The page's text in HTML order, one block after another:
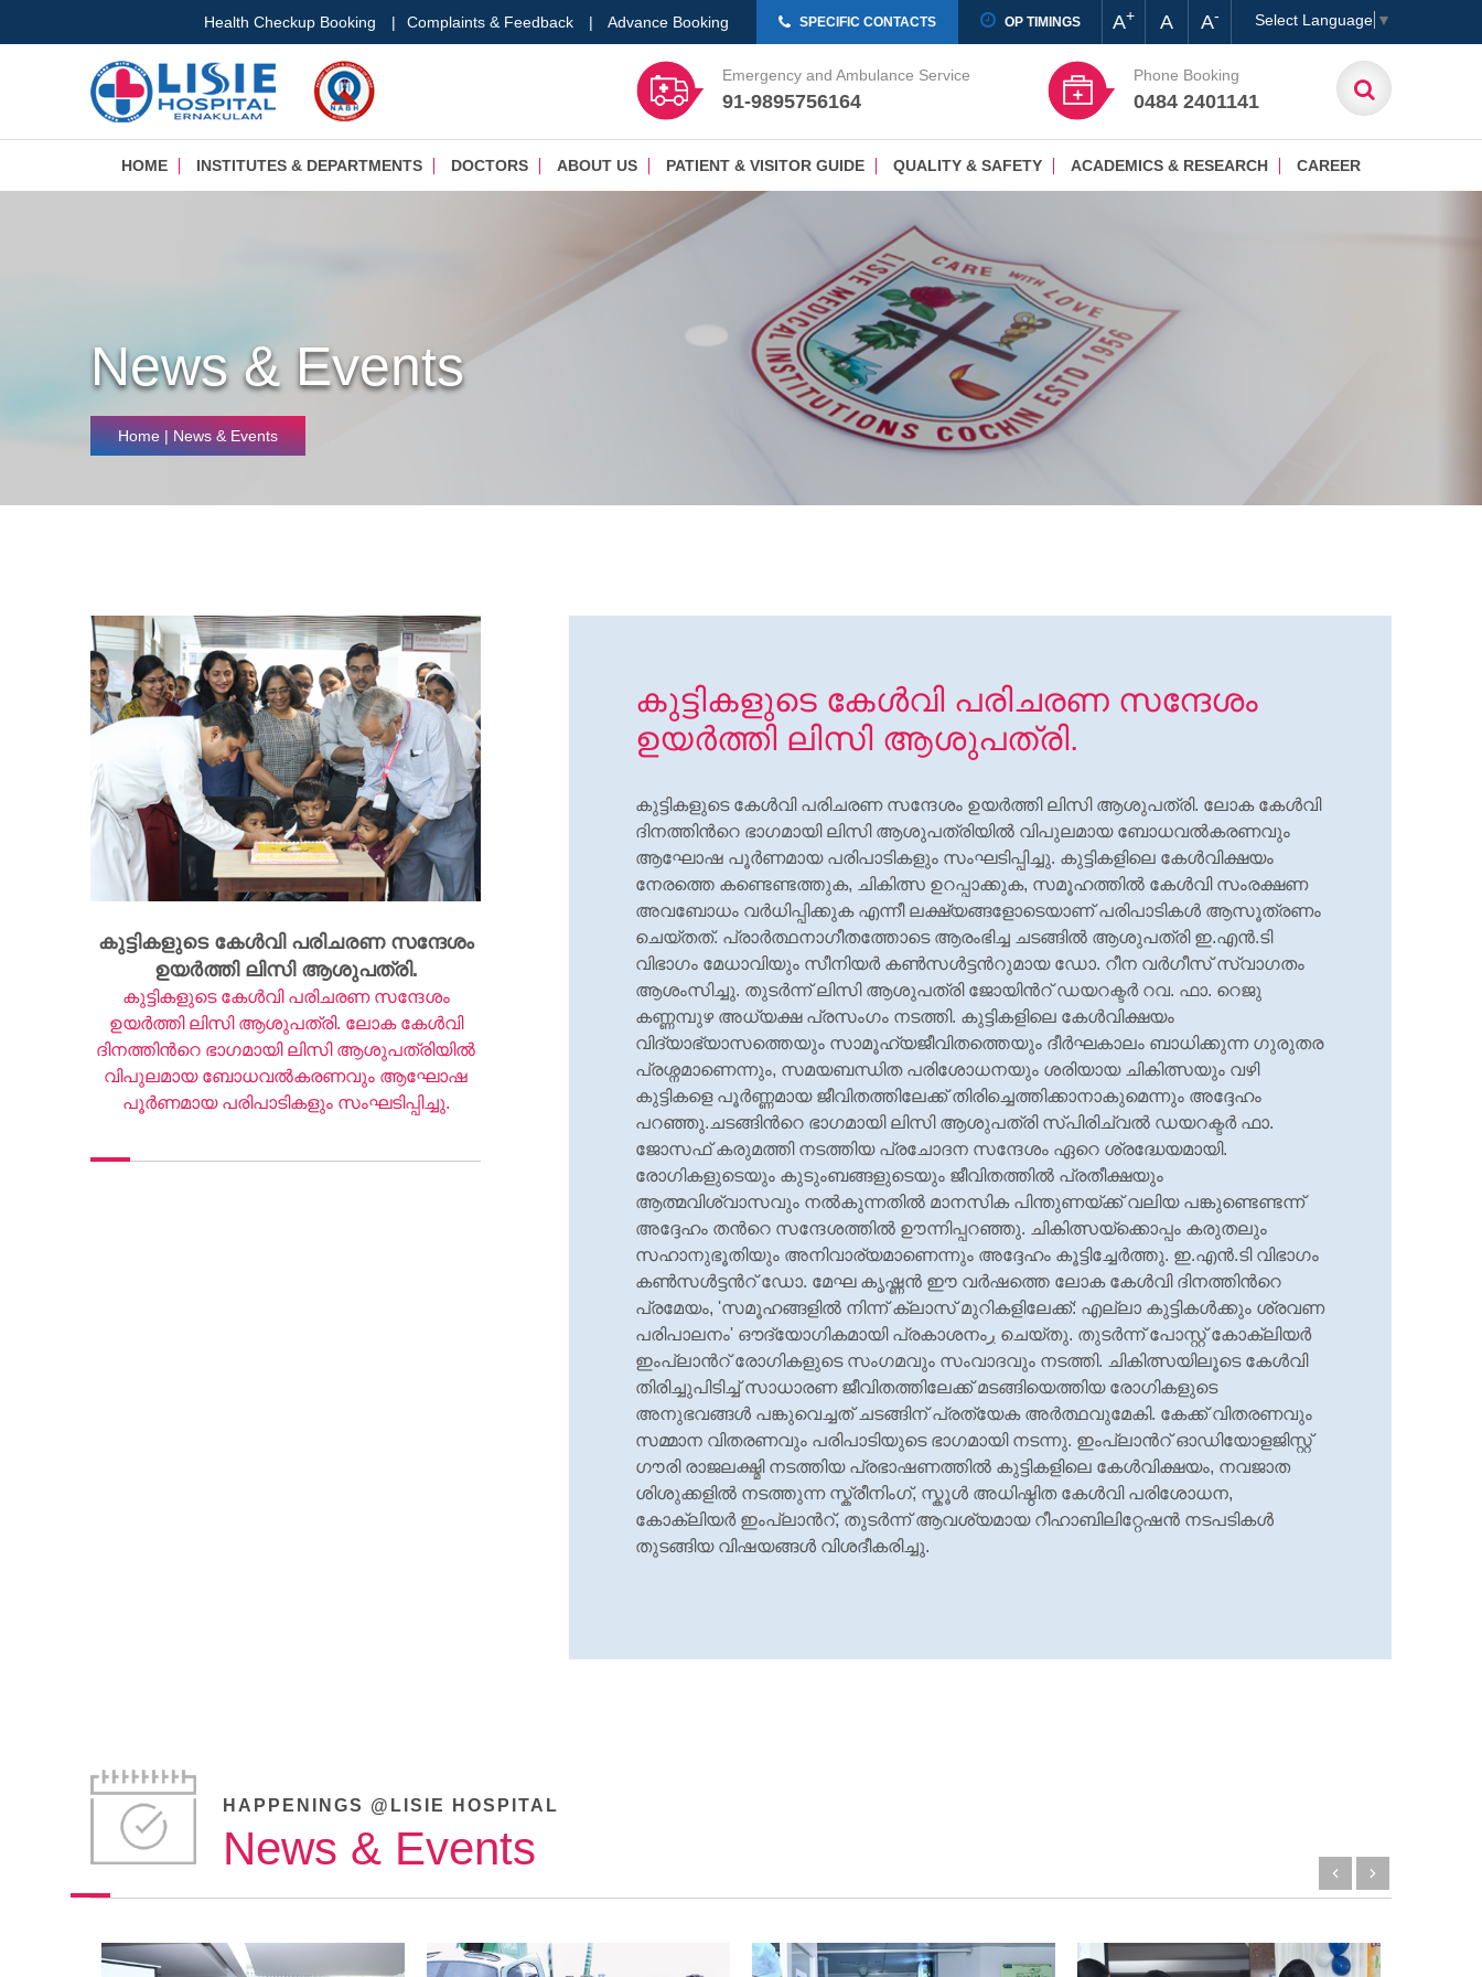
Health Checkup Booking | Complaints & Feedback | Advance Booking SPECIFIC CONTACTS OP TIMINGS A+ A A- Select Language ▼
Emergency and Ambulance Service
91-9895756164
Phone Booking
0484 2401141
HOME INSTITUTES & DEPARTMENTS DOCTORS ABOUT US PATIENT & VISITOR GUIDE QUALITY & SAFETY ACADEMICS & RESEARCH CAREER
News & Events
Home| News & Events
കുട്ടികളുടെ കേള്‍വി പരിചരണ സന്ദേശം
ഉയര്‍ത്തി ലിസി ആശുപത്രി.
കുട്ടികളുടെ കേള്‍വി പരിചരണ സന്ദേശം
ഉയര്‍ത്തി ലിസി ആശുപത്രി. ലോക കേള്‍വി
ദിനത്തിന്‍റെ ഭാഗമായി ലിസി ആശുപത്രിയില്‍
വിപുലമായ ബോധവല്‍കരണവും ആഘോഷ
പൂര്‍ണമായ പരിപാടികളും സംഘടിപ്പിച്ചു.
കുട്ടികളുടെ കേള്‍വി പരിചരണ സന്ദേശം
ഉയര്‍ത്തി ലിസി ആശുപത്രി.
കുട്ടികളുടെ കേള്‍വി പരിചരണ സന്ദേശം ഉയര്‍ത്തി ലിസി ആശുപത്രി. ലോക കേള്‍വി
ദിനത്തിന്‍റെ ഭാഗമായി ലിസി ആശുപത്രിയില്‍ വിപുലമായ ബോധവല്‍കരണവും
ആഘോഷ പൂര്‍ണമായ പരിപാടികളും സംഘടിപ്പിച്ചു. കുട്ടികളിലെ കേള്‍വിക്ഷയം
നേരത്തെ കണ്ടെണ്ടത്തുക, ചികിത്സ ഉറപ്പാക്കുക, സമൂഹത്തില്‍ കേള്‍വി സംരക്ഷണ
അവബോധം വര്‍ധിപ്പിക്കുക എന്നീ ലക്ഷ്യങ്ങളോടെയാണ് പരിപാടികള്‍ ആസൂത്രണം
ചെയ്തത്. പ്രാര്‍ത്ഥനാഗീതത്തോടെ ആരംഭിച്ച ചടങ്ങില്‍ ആശുപത്രി ഇ.എന്‍.ടി
വിഭാഗം മേധാവിയും സീനിയര്‍ കണ്‍സള്‍ട്ടന്‍റുമായ ഡോ. റീന വര്‍ഗീസ് സ്വാഗതം
ആശംസിച്ചു. തുടര്‍ന്ന് ലിസി ആശുപത്രി ജോയിന്‍റ് ഡയറക്ടര്‍ റവ. ഫാ. റെജു
കണ്ണമ്പുഴ അധ്യക്ഷ പ്രസംഗം നടത്തി. കുട്ടികളിലെ കേള്‍വിക്ഷയം
വിദ്യാഭ്യാസത്തെയും സാമൂഹ്യജീവിതത്തെയും ദീര്‍ഘകാലം ബാധിക്കുന്ന ഗുരുതര
പ്രശ്നമാണെന്നും, സമയബന്ധിത പരിശോധനയും ശരിയായ ചികിത്സയും വഴി
കുട്ടികളെ പൂര്‍ണ്ണമായ ജീവിതത്തിലേക്ക് തിരിച്ചെത്തിക്കാനാകുമെന്നും അദ്ദേഹം
പറഞ്ഞു.ചടങ്ങിന്‍റെ ഭാഗമായി ലിസി ആശുപത്രി സ്പിരിച്വല്‍ ഡയറക്ടര്‍ ഫാ.
ജോസഫ് കരുമത്തി നടത്തിയ പ്രചോദന സന്ദേശം ഏറെ ശ്രദ്ധേയമായി.
രോഗികളുടെയും കുടുംബങ്ങളുടെയും ജീവിതത്തില്‍ പ്രതീക്ഷയും
ആത്മവിശ്വാസവും നല്‍കുന്നതില്‍ മാനസിക പിന്തുണയ്ക്ക് വലിയ പങ്കുണ്ടെണ്ടന്ന്
അദ്ദേഹം തന്‍റെ സന്ദേശത്തില്‍ ഊന്നിപ്പറഞ്ഞു. ചികിത്സയ്ക്കൊപ്പം കരുതലും
സഹാനുഭൂതിയും അനിവാര്യമാണെന്നും അദ്ദേഹം കൂട്ടിച്ചേര്‍ത്തു. ഇ.എന്‍.ടി വിഭാഗം
കണ്‍സള്‍ട്ടന്‍റ് ഡോ. മേഘ കൃഷ്ണന്‍ ഈ വര്‍ഷത്തെ ലോക കേള്‍വി ദിനത്തിന്‍റെ
പ്രമേയം, 'സമൂഹങ്ങളില്‍ നിന്ന് ക്ലാസ് മുറികളിലേക്ക്: എല്ലാ കുട്ടികള്‍ക്കും ശ്രവണ
പരിപാലനം' ഔദ്യോഗികമായി പ്രകാശനംڔ ചെയ്തു. തുടര്‍ന്ന് പോസ്റ്റ് കോക്ലിയര്‍
ഇംപ്ലാന്‍റ് രോഗികളുടെ സംഗമവും സംവാദവും നടത്തി. ചികിത്സയിലൂടെ കേള്‍വി
തിരിച്ചുപിടിച്ച് സാധാരണ ജീവിതത്തിലേക്ക് മടങ്ങിയെത്തിയ രോഗികളുടെ
അനുഭവങ്ങള്‍ പങ്കുവെച്ചത് ചടങ്ങിന് പ്രത്യേക അര്‍ത്ഥവുമേകി. കേക്ക് വിതരണവും
സമ്മാന വിതരണവും പരിപാടിയുടെ ഭാഗമായി നടന്നു. ഇംപ്ലാന്‍റ് ഓഡിയോളജിസ്റ്റ്
ഗൗരി രാജലക്ഷ്മി നടത്തിയ പ്രഭാഷണത്തില്‍ കുട്ടികളിലെ കേള്‍വിക്ഷയം, നവജാത
ശിശുക്കളില്‍ നടത്തുന്ന സ്ക്രീനിംഗ്, സ്കൂള്‍ അധിഷ്ഠിത കേള്‍വി പരിശോധന,
കോക്ലിയര്‍ ഇംപ്ലാന്‍റ്, തുടര്‍ന്ന് ആവശ്യമായ റീഹാബിലിറ്റേഷന്‍ നടപടികള്‍
തുടങ്ങിയ വിഷയങ്ങള്‍ വിശദീകരിച്ചു.
HAPPENINGS @LISIE HOSPITAL
News & Events